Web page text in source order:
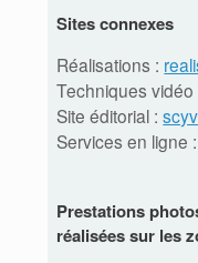
Sites connexes
Réalisations :
Techniques
Site éditorial :
Services en ligne
Prestations
réalisées sur les